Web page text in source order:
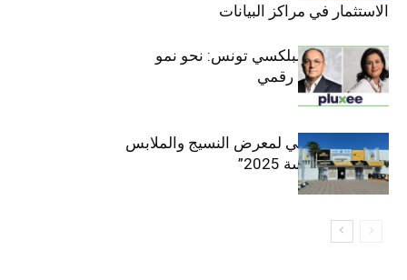
الاستثمار في مراكز البيانات
قيادة مزدوجة لبلكسي تونس: نحو نمو
متسارع وتحول رقمي
الافتتاح الرسمي لمعرض النسيج والملابس
“إنترتكس سوسة 2025”